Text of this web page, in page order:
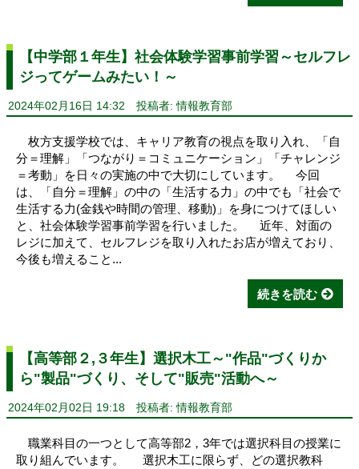
【中学部１年生】社会体験学習事前学習～セルフレ
ジってゲームみたい！～
2024年02月16日 14:32 投稿者: 情報教育部
枚方支援学校では、キャリア教育の視点を取り入れ、「自
分＝理解」「つながり＝コミュニケーション」「チャレンジ
＝考動」を日々の実施の中で大切にしています。 今回
は、「自分＝理解」の中の「生活する力」の中でも「社会で
生活する力(金銭や時間の管理、移動)」を身につけてほしい
と、社会体験学習事前学習を行いました。 近年、対面の
レジに加えて、セルフレジを取り入れたお店が増えており、
今後も増えること...
続きを読む
【高等部２,３年生】選択木工～"作品"づくりか
ら"製品"づくり、そして"販売"活動へ～
2024年02月02日 19:18 投稿者: 情報教育部
職業科目の一つとして高等部2，3年では選択科目の授業に
取り組んでいます。 選択木工に限らず、どの選択教科